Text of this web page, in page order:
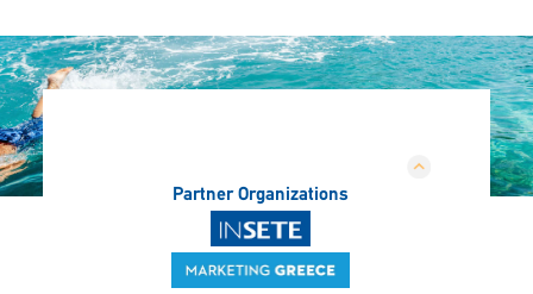
Partner Organizations